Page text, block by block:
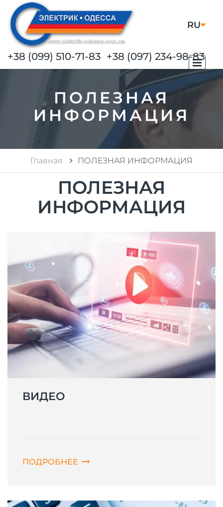
RU
+38 (099) 510-71-83 +38 (097) 234-98-83
ПОЛЕЗНАЯ
ИНФОРМАЦИЯ
Главная ПОЛЕЗНАЯ ИНФОРМАЦИЯ
ПОЛЕЗНАЯ
ИНФОРМАЦИЯ
ВИДЕО
ПОДРОБНЕЕ